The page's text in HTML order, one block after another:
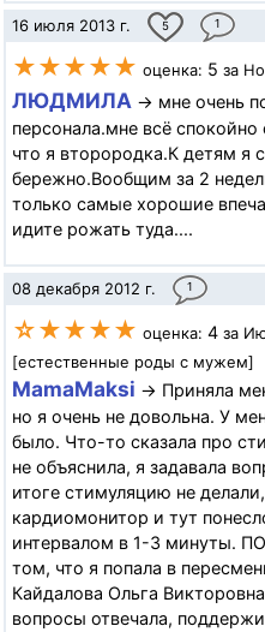
16 июля 2013 г. 5 1
★★★★★ оценка: 5 за
ЛЮДМИЛА → мне очень
персонала.мне всё
что я второродка.К детям я
бережно.Вообщим за 2
только самые хорошие
идите рожать туда....
08 декабря 2012 г. 1
☆★★★★ оценка: 4 за
[естественные роды с мужем]
MamaMaksi → Приняла
но я очень не довольна. У
было. Что-то сказала про
не объяснила, я задавала
итоге стимуляцию не
кардиомонитор и тут
интервалом в 1-3 минуты.
том, что я попала в
Кайдалова Ольга
вопросы отвечала,